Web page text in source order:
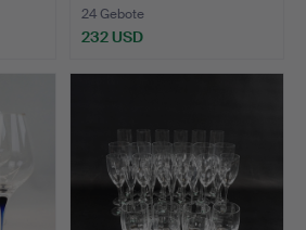
24 Gebote
232 USD